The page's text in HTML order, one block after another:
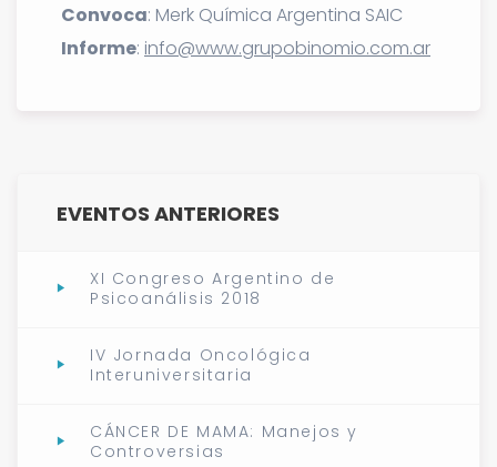
Convoca: Merk Química Argentina SAIC
Informe: info@www.grupobinomio.com.ar
EVENTOS ANTERIORES
XI Congreso Argentino de
Psicoanálisis 2018
IV Jornada Oncológica
Interuniversitaria
CÁNCER DE MAMA: Manejos y
Controversias